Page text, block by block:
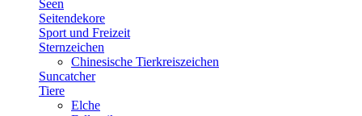
Seen
Seitendekore
Sport und Freizeit
Sternzeichen
Chinesische Tierkreiszeichen
Suncatcher
Tiere
Elche